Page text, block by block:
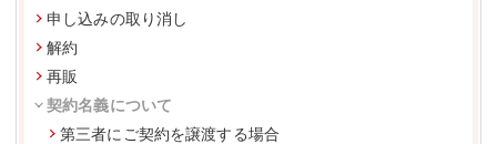
申し込みの取り消し
解約
再販
契約名義について
第三者にご契約を譲渡する場合